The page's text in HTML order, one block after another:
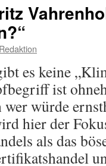
Redaktion
es keine
ist
würde
hier der
als das